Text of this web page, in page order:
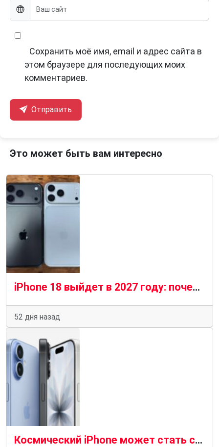
Сохранить моё имя, email и адрес сайта в
этом браузере для последующих моих
комментариев.
Отправить
Это может быть вам интересно
iPhone 18 выйдет в 2027 году: почему Apple изменила привычный график
52 дня назад
Космический iPhone может стать следующим шагом после Vision Pro